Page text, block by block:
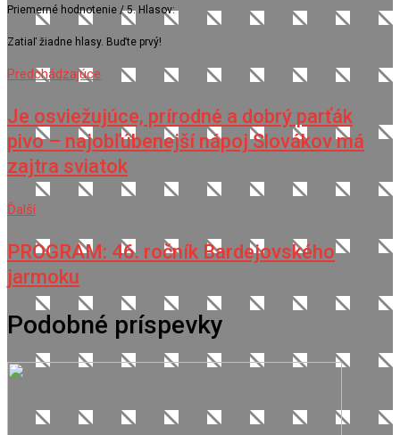
Priemerné hodnotenie / 5. Hlasov:
Zatiaľ žiadne hlasy. Buďte prvý!
Predchádzajúce
Je osviežujúce, prírodné a dobrý parťák
pivo – najobľúbenejší nápoj Slovákov má
zajtra sviatok
Ďalší
PROGRAM: 46. ročník Bardejovského
jarmoku
Podobné príspevky